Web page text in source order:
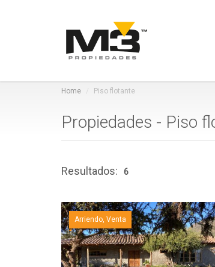
Home Piso flotante
Propiedades - Piso
Resultados: 6
Arriendo, Venta